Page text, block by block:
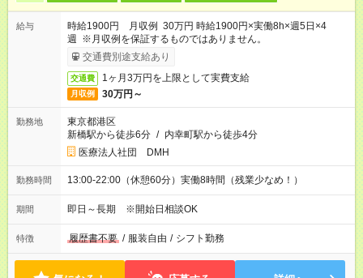
給与
時給1900円 月収例 30万円 時給1900円×実働8h×週5日×4
週 ※月収例を保証するものではありません。
交通費別途支給あり
交通費 1ヶ月3万円を上限として実費支給
月収例 30万円～
勤務地
東京都港区
新橋駅から徒歩6分 / 内幸町駅から徒歩4分
医療法人社団 DMH
勤務時間 13:00-22:00（休憩60分）実働8時間（残業少なめ！）
期間 即日～長期 ※開始日相談OK
特徴 履歴書不要 / 服装自由 / シフト勤務